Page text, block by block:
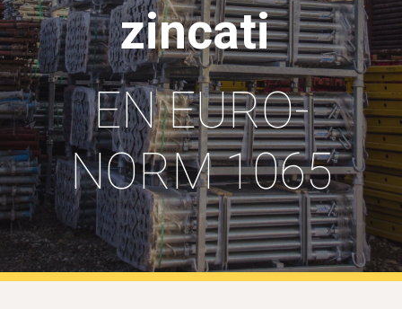
zincati
EN EURO-
NORM 1065